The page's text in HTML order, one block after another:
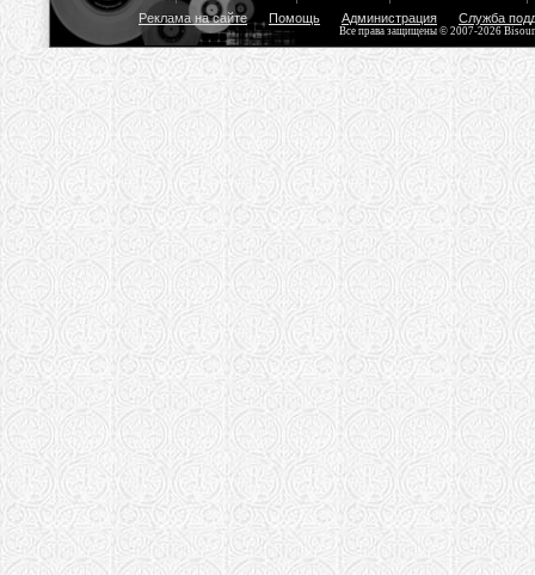
Реклама на сайте Помощь Администрация Служба
Все права защищены © 2007-2026